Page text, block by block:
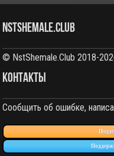
NstShemale.Club
© NstShemale.Club 2018-
КОНТАКТЫ
Сообщить об ошибке,